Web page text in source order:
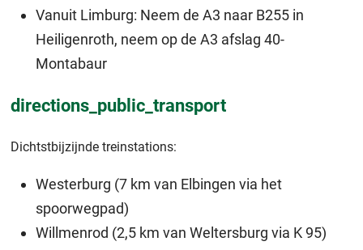
Vanuit Limburg: Neem de A3 naar B255 in
Heiligenroth, neem op de A3 afslag 40-
Montabaur
directions_public_transport
Dichtstbijzijnde treinstations:
Westerburg (7 km van Elbingen via het
spoorwegpad)
Willmenrod (2,5 km van Weltersburg via K 95)